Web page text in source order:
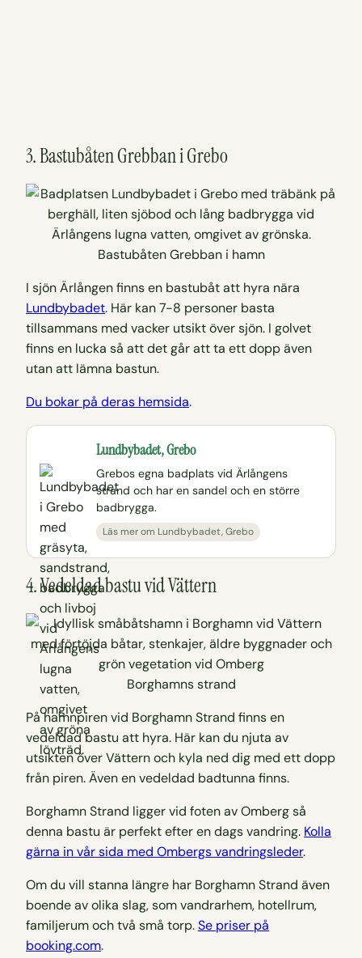
3. Bastubåten Grebban i Grebo
Bastubåten Grebban i hamn
I sjön Ärlången finns en bastubåt att hyra nära
Lundbybadet. Här kan 7-8 personer basta
tillsammans med vacker utsikt över sjön. I golvet
finns en lucka så att det går att ta ett dopp även
utan att lämna bastun.
Du bokar på deras hemsida.
Lundbybadet, Grebo
Grebos egna badplats vid Ärlångens
strand och har en sandel och en större
badbrygga.
Läs mer om Lundbybadet, Grebo
4. Vedeldad bastu vid Vättern
Borghamns strand
På hamnpiren vid Borghamn Strand finns en
vedeldad bastu att hyra. Här kan du njuta av
utsikten över Vättern och kyla ned dig med ett dopp
från piren. Även en vedeldad badtunna finns.
Borghamn Strand ligger vid foten av Omberg så
denna bastu är perfekt efter en dags vandring. Kolla
gärna in vår sida med Ombergs vandringsleder.
Om du vill stanna längre har Borghamn Strand även
boende av olika slag, som vandrarhem, hotellrum,
familjerum och två små torp.Se priser på
booking.com.